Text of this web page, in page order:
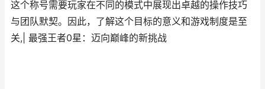
这个称号需要玩家在不同的模式中展现出卓越的操作技巧
与团队默契。因此，了解这个目标的意义和游戏制度是至
关,| 最强王者0星：迈向巅峰的新挑战